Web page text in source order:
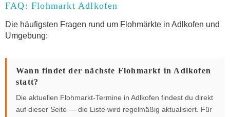
FAQ: Flohmarkt Adlkofen
Die häufigsten Fragen rund um Flohmärkte in Adlkofen und
Umgebung:
Wann findet der nächste Flohmarkt in Adlkofen
statt?
Die aktuellen Flohmarkt-Termine in Adlkofen findest du direkt
auf dieser Seite — die Liste wird regelmäßig aktualisiert. Für